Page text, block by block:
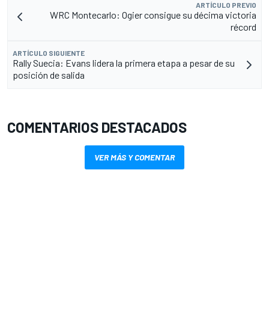
ARTÍCULO PREVIO
WRC Montecarlo: Ogier consigue su décima victoria
récord
ARTÍCULO SIGUIENTE
Rally Suecia: Evans lidera la primera etapa a pesar de su
posición de salida
COMENTARIOS DESTACADOS
VER MÁS Y COMENTAR